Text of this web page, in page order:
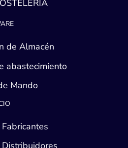
de Almacén
abastecimiento
Mando